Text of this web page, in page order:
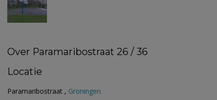
Over Paramaribostraat 26 / 36
Locatie
Paramaribostraat , Groningen